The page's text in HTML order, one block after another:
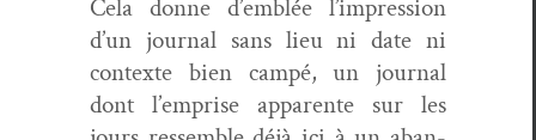
Cela donne d’emblée l’im­pres­sion
d’un jour­nal sans lieu ni date ni
con­texte bien cam­pé, un jour­nal
dont l’emprise appar­ente sur les